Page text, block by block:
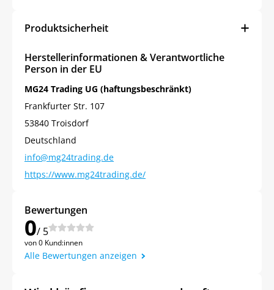
Produktsicherheit
Herstellerinformationen & Verantwortliche
Person in der EU
MG24 Trading UG (haftungsbeschränkt)
Frankfurter Str. 107
53840 Troisdorf
Deutschland
info@mg24trading.de
https://www.mg24trading.de/
Bewertungen
0/ 5
von 0 Kund:innen
Alle Bewertungen anzeigen